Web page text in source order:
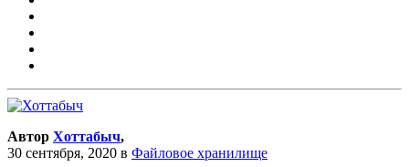
Автор Хоттабыч,
30 сентября, 2020 в Файловое хранилище